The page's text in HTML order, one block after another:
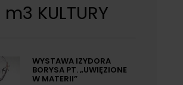
KULTURY
WYSTAWA IZYDORA
BORYSA PT. „UWIĘZIONE
W MATERII”